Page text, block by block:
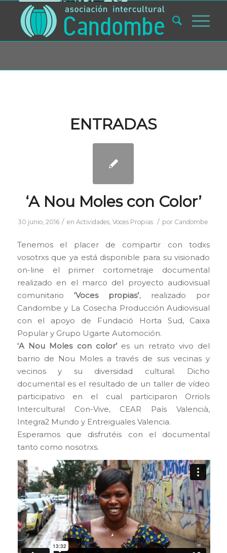
ENTRADAS
‘A Nou Moles con Color’
30 junio, 2016 / enActividades,Voces Propias / por Candombe
Tenemos el placer de compartir con todxs
vosotrxs que ya está disponible para su visionado
on-line el primer cortometraje documental
realizado en el marco del proyecto audiovisual
comunitario‘Voces propias’, realizado por
Candombe y La Cosecha Producción Audiovisual
con el apoyo de Fundació Horta Sud, Caixa
Popular y Grupo Ugarte Automoción.
‘A Nou Moles con color’es un retrato vivo del
barrio de Nou Moles a través de sus vecinas y
vecinos y su diversidad cultural. Dicho
documental es el resultado de un taller de vídeo
participativo en el cual participaron Orriols
Intercultural Con-Vive, CEAR País Valencià,
Integra2 Mundo y Entreiguales Valencia.
Esperamos que disfrutéis con el documental
tanto como nosotrxs.